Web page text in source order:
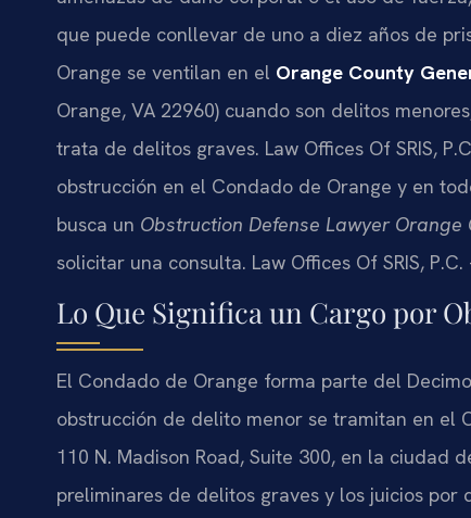
que puede conllevar de uno a diez años de
Orange se ventilan en el Orange County
Orange, VA 22960) cuando son delitos
trata de delitos graves. Law Offices Of SRIS,
obstrucción en el Condado de Orange y en
busca un Obstruction Defense Lawyer Orange
solicitar una consulta. Law Offices Of SRIS,
Lo Que Significa un Cargo por
El Condado de Orange forma parte del
obstrucción de delito menor se tramitan en el
110 N. Madison Road, Suite 300, en la ciudad
preliminares de delitos graves y los juicios